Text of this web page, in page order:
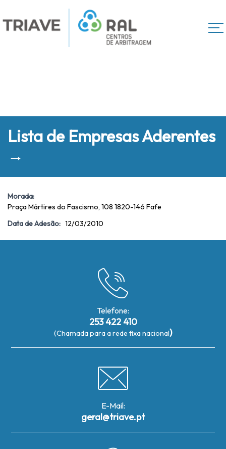
Lista de Empresas Aderentes
→
Morada:
Praça Mártires do Fascismo, 108 1820-146 Fafe
Data de Adesão: 12/03/2010
Telefone:
253 422 410
(Chamada para a rede fixa nacional)
E-Mail:
geral@triave.pt